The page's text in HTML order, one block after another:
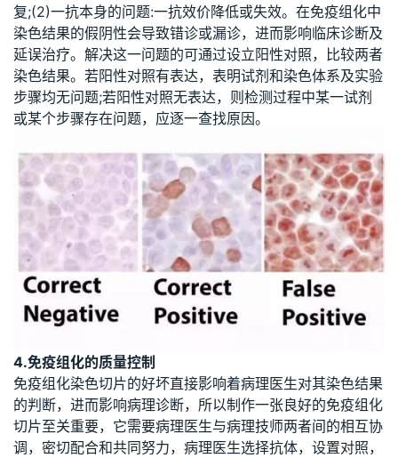
复;(2)一抗本身的问题:一抗效价降低或失效。在免疫组化中
染色结果的假阴性会导致错诊或漏诊，进而影响临床诊断及
延误治疗。解决这一问题的可通过设立阳性对照，比较两者
染色结果。若阳性对照有表达，表明试剂和染色体系及实验
步骤均无问题;若阳性对照无表达，则检测过程中某一试剂
或某个步骤存在问题，应逐一查找原因。
4.免疫组化的质量控制
免疫组化染色切片的好坏直接影响着病理医生对其染色结果
的判断，进而影响病理诊断，所以制作一张良好的免疫组化
切片至关重要，它需要病理医生与病理技师两者间的相互协
调，密切配合和共同努力，病理医生选择抗体，设置对照，